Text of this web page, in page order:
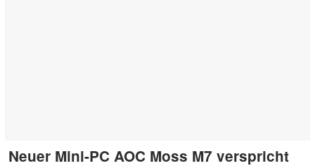
Neuer Mini-PC AOC Moss M7 verspricht